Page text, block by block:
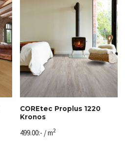
COREtec Proplus 1220
Kronos
499.00:- / m2